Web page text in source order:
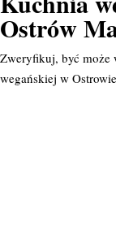
Ostrów
Zweryfikuj, być może
wegańskiej w